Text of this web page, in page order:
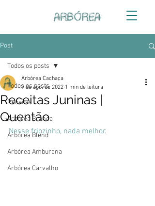
Post
Todos os posts
Receitas
Arbórea Branca
Arbórea Blend
Arbórea Amburana
Arbórea Carvalho
Todos os posts
Receitas Juninas |
Quentão
Arbórea Cachaça
9 de ago. de 2022 1 min de leitura
Nesse friozinho, nada melhor.